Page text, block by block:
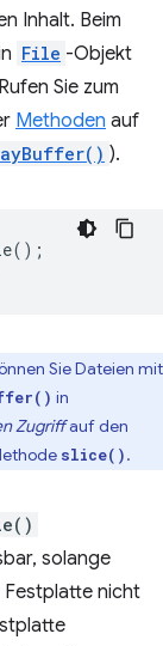
Inhalt. Beim
File -Objekt
Sie zum
Methoden auf
).
();
Sie Dateien mit
in
Zugriffauf den
slice().
solange
nicht